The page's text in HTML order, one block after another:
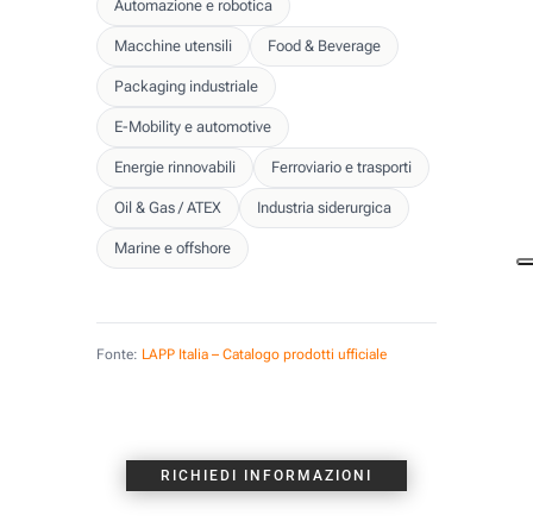
Automazione e robotica
Macchine utensili Food & Beverage
Packaging industriale
E-Mobility e automotive
Energie rinnovabili Ferroviario e trasporti
Oil & Gas / ATEX Industria siderurgica
Marine e offshore
Fonte: LAPP Italia – Catalogo prodotti ufficiale
RICHIEDI INFORMAZIONI